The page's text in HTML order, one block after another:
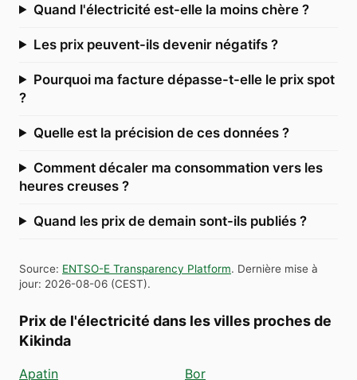
Quand l'électricité est-elle la moins chère ?
Les prix peuvent-ils devenir négatifs ?
Pourquoi ma facture dépasse-t-elle le prix spot
?
Quelle est la précision de ces données ?
Comment décaler ma consommation vers les
heures creuses ?
Quand les prix de demain sont-ils publiés ?
Source: ENTSO-E Transparency Platform. Dernière mise à
jour: 2026-08-06 (CEST).
Prix de l'électricité dans les villes proches de
Kikinda
Apatin
Bor